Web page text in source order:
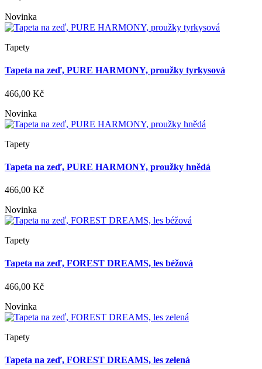
Novinka
Tapety
Tapeta na zeď, PURE HARMONY, proužky tyrkysová
466,00 Kč
Novinka
Tapety
Tapeta na zeď, PURE HARMONY, proužky hnědá
466,00 Kč
Novinka
Tapety
Tapeta na zeď, FOREST DREAMS, les béžová
466,00 Kč
Novinka
Tapety
Tapeta na zeď, FOREST DREAMS, les zelená